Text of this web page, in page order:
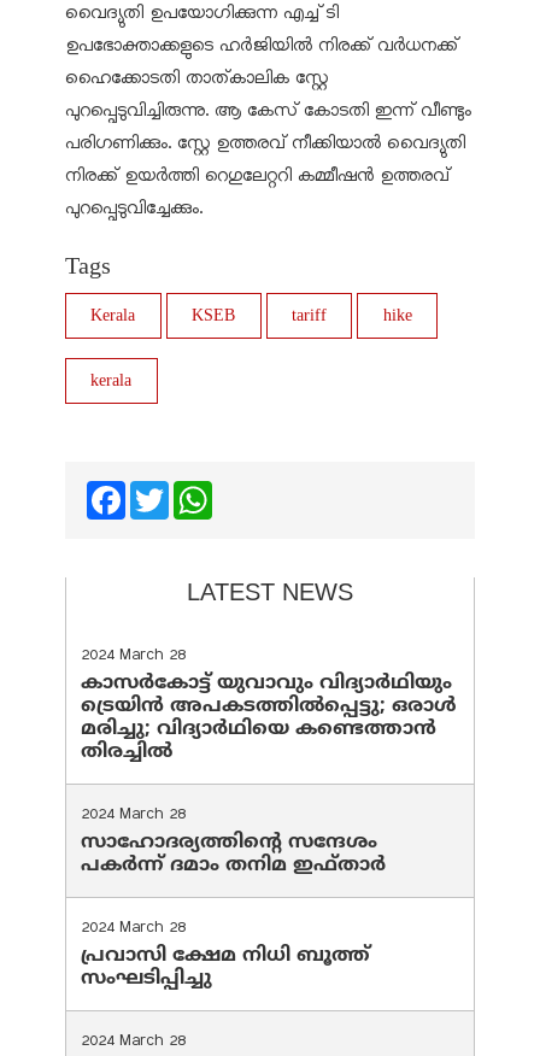
വൈദ്യുതി ഉപയോഗിക്കുന്ന എച്ച് ടി
ഉപഭോക്താക്കളുടെ ഹര്‍ജിയില്‍ നിരക്ക് വര്‍ധനക്ക്
ഹൈക്കോടതി താത്കാലിക സ്റ്റേ
പുറപ്പെടുവിച്ചിരുന്നു. ആ കേസ് കോടതി ഇന്ന് വീണ്ടും
പരിഗണിക്കും. സ്റ്റേ ഉത്തരവ് നീക്കിയാല്‍ വൈദ്യുതി
നിരക്ക് ഉയര്‍ത്തി റെഗുലേറ്ററി കമ്മീഷന്‍ ഉത്തരവ്
പുറപ്പെടുവിച്ചേക്കും.
Tags
Kerala KSEB tariff hike
kerala
FacebookTwitter
LATEST NEWS
2024 March 28
കാസർകോട്ട് യുവാവും വിദ്യാർഥിയും
ട്രെയിൻ അപകടത്തിൽപ്പെട്ടു; ഒരാൾ
മരിച്ചു; വിദ്യാർഥിയെ കണ്ടെത്താൻ
തിരച്ചിൽ
2024 March 28
സാഹോദര്യത്തിന്റെ സന്ദേശം
പകർന്ന് ദമാം തനിമ ഇഫ്‌താർ
2024 March 28
പ്രവാസി ക്ഷേമ നിധി ബൂത്ത്
സംഘടിപ്പിച്ചു
2024 March 28